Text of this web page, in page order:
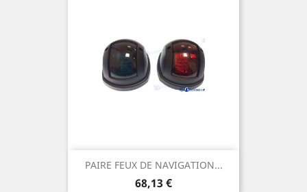
PAIRE FEUX DE NAVIGATION...
Prix
68,13 €